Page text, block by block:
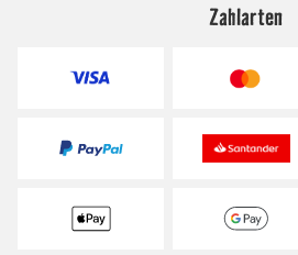
Zahlarten